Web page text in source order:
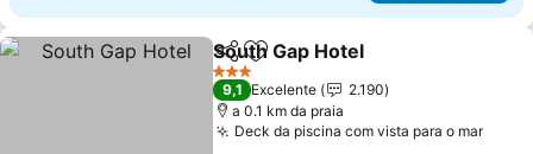
PartilharAdicionar aos favoritos
South Gap Hotel
3 Estrelas
9,1 Excelente
2.190
a 0.1 km da praia
Deck da piscina com vista para o mar